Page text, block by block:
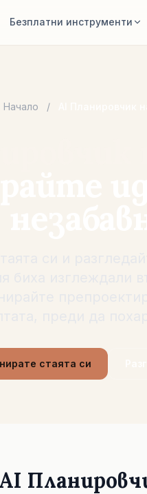
Безплатни инструменти
Начало /
стаята си